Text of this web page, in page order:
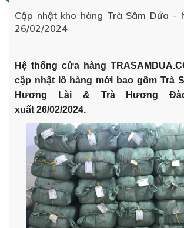
Cập nhật kho hàng Trà Sâm Dứa -
26/02/2024
Hệ thống cửa hàng
cập nhật lô hàng mới bao gồm Trà
Hương Lài & Trà Hương
xuất 26/02/2024.